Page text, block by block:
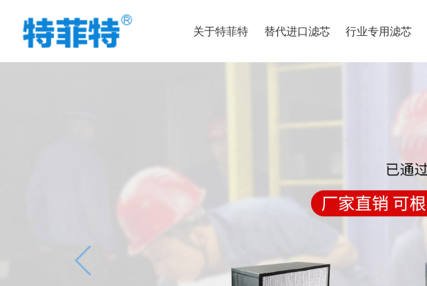
关于特菲特 替代进口滤芯 行业专用滤芯